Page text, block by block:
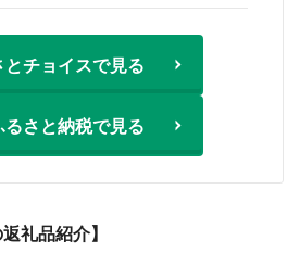
とチョイスで見る
るさと納税で見る
礼品紹介】